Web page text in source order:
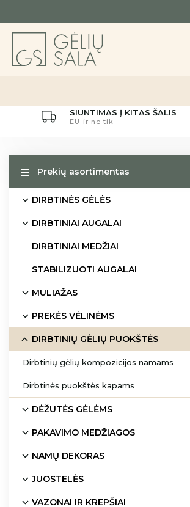
SIUNTIMAS Į KITAS ŠALIS
EU ir ne tik
Prekių asortimentas
DIRBTINĖS GĖLĖS
DIRBTINIAI AUGALAI
DIRBTINIAI MEDŽIAI
STABILIZUOTI AUGALAI
MULIAŽAS
PREKĖS VĖLINĖMS
DIRBTINIŲ GĖLIŲ PUOKŠTĖS
Dirbtinių gėlių kompozicijos namams
Dirbtinės puokštės kapams
DĖŽUTĖS GĖLĖMS
PAKAVIMO MEDŽIAGOS
NAMŲ DEKORAS
JUOSTELĖS
VAZONAI IR KREPŠIAI